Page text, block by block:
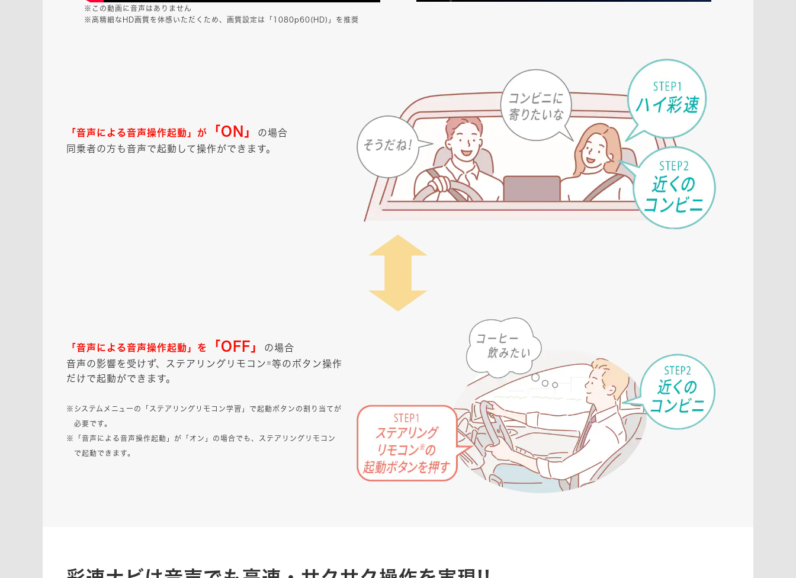
※この動画に音声はありません
※高精細なHD画質を体感いただくため、画質設定は「1080p60(HD)」を推奨
「音声による音声操作起動」が 「ON」
の場合
同乗者の方も音声で起動して操作ができます。
「音声による音声操作起動」を 「OFF」
の場合
音声の影響を受けず、ステアリングリモコン ※ 等のボタン操作
だけで起動ができます。
※システムメニューの「ステアリングリモコン学習」で起動ボタンの割り当てが
必要です。
※「音声による音声操作起動」が「オン」の場合でも、ステアリングリモコン
で起動できます。